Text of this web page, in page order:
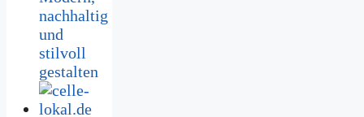
nachhaltig
und
stilvoll
gestalten